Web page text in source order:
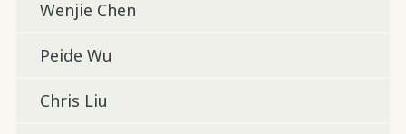
Wenjie Chen
Peide Wu
Chris Liu